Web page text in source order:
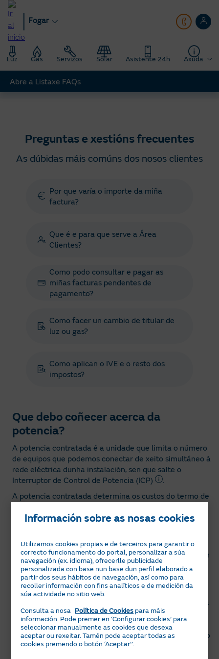
ao
contido
principal
Fogar
Luz Gas Servizos Solar Asistente 24h Axuda
Fogar Axuda Preguntas e xestións frecuentes
Preguntas e xestións frecuentes
As dúbidas máis comúns dos nosos clientes
Por que varía o importe da miña
factura?
Que é e para que serve a Área
Clientes?
Como podo consultar e pagar as
miñas facturas pendentes de
pagamento?
Como facer un cambio de titular de
luz ou gas?
Como aplican o IVE e o resto dos
impostos?
Abre a Listaxe FAQs
Que debo coñecer acerca da
potencia?
A potencia contratada é a unidade que limita o número
de equipos que podemos conectar de xeito simultáneo á
rede eléctrica dunha instalación, sen que salte o
Interruptor de Control de Potencia (ICP)
.
A potencia contratada determina os custos do termo de
estea axustada ao máximo ás túas necesidades.
aforro na factura de electricidade.
A potencia contratada determinará a tarifa de conexión
á rede. Para potencias inferiores a 15kW, a tarifa é a
2.0TD.
A tarifa 2.0TD ten 2 períodos de potencia: o período
Punta e o período Val, asignados a dous tramos horarios
diferentes, segundo os días da semana. Podes contratar
unha potencia diferente en cada período e así ter un
custo do kW de potencia en punta diferente do custo do
kW de potencia en val.
Información sobre as nosas cookies
Utilizamos cookies propias e de terceiros para garantir o
correcto funcionamento do portal, personalizar a súa
navegación (ex. idioma), ofrecerlle publicidade
personalizada con base nun base dun perfil elaborado a
partir dos seus hábitos de navegación, así como para
recoller información con fins analíticos e de medición da
súa actividade no sitio web.
Consulta a nosa Política de Cookies para máis
información. Pode premer en ‘Configurar cookies’ para
seleccionar manualmente as cookies que desexa
aceptar ou rexeitar. Tamén pode aceptar todas as
cookies premendo o botón ‘Aceptar’’.